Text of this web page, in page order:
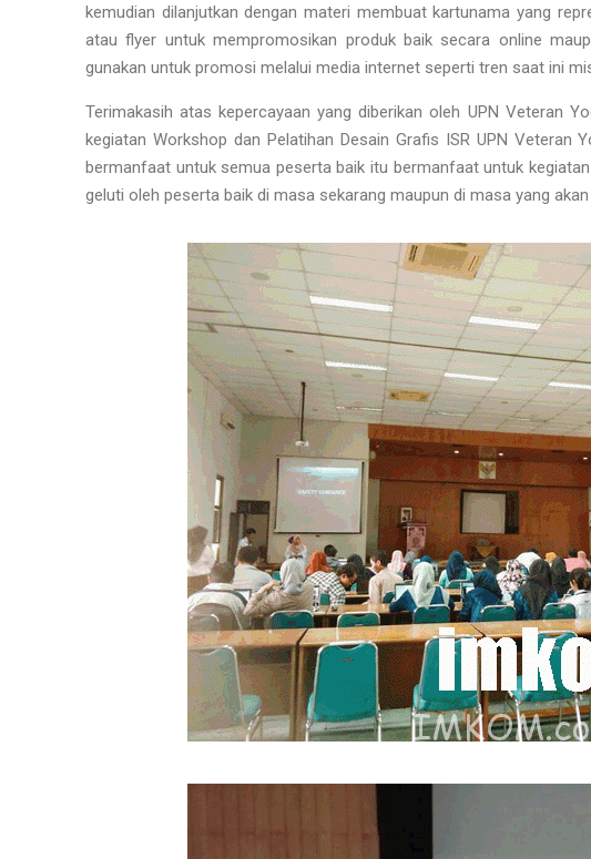
kemudian dilanjutkan dengan materi membuat kartunama yang
atau flyer untuk mempromosikan produk baik secara online
gunakan untuk promosi melalui media internet seperti tren saat ini
Terimakasih atas kepercayaan yang diberikan oleh UPN Veteran
kegiatan Workshop dan Pelatihan Desain Grafis ISR UPN Veteran
bermanfaat untuk semua peserta baik itu bermanfaat untuk
geluti oleh peserta baik di masa sekarang maupun di masa yang